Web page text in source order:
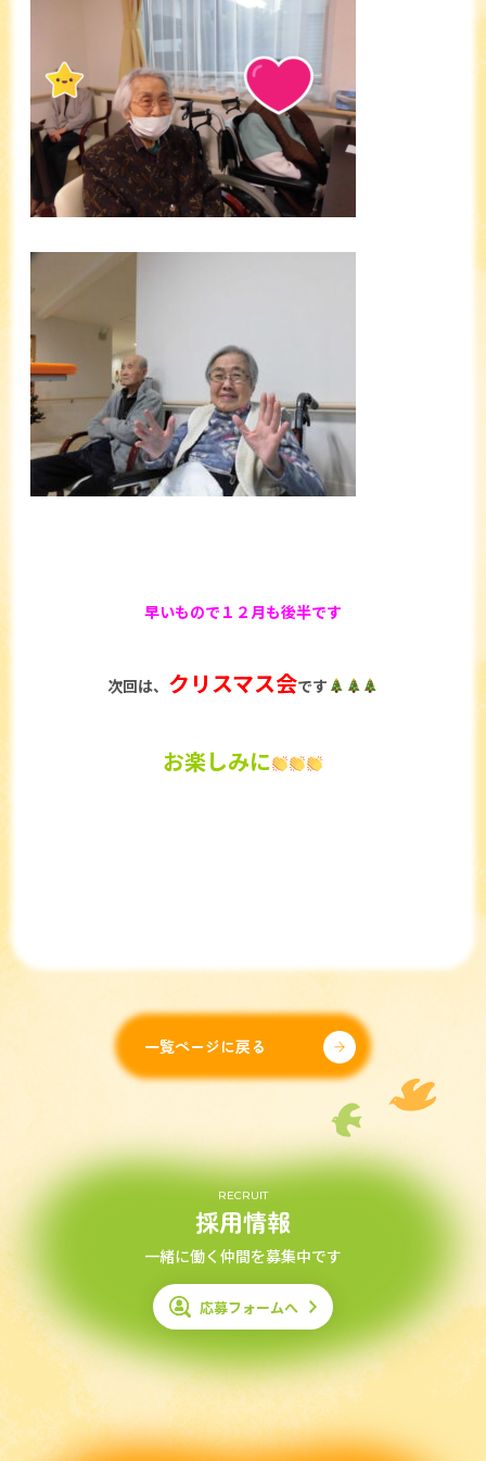
早いもので１２月も後半です
次回は、 クリスマス会です
お楽しみに
一覧ページに戻る
RECRUIT
採用情報
一緒に働く仲間を募集中です
応募フォームへ